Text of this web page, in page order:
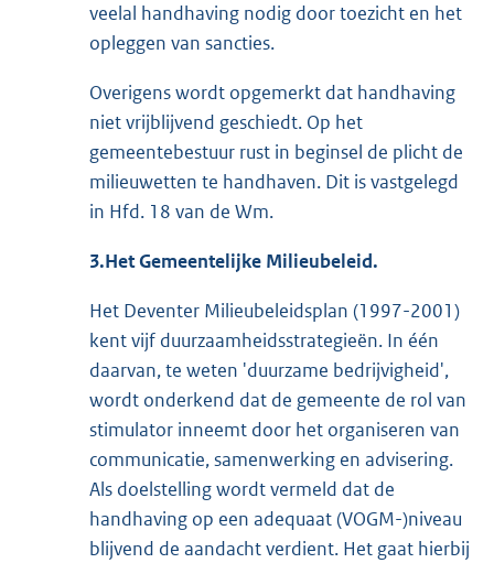
veelal handhaving nodig door toezicht en het
opleggen van sancties.
Overigens wordt opgemerkt dat handhaving
niet vrijblijvend geschiedt. Op het
gemeentebestuur rust in beginsel de plicht de
milieuwetten te handhaven. Dit is vastgelegd
in Hfd. 18 van de Wm.
3.Het Gemeentelijke Milieubeleid.
Het Deventer Milieubeleidsplan (1997-2001)
kent vijf duurzaamheidsstrategieën. In één
daarvan, te weten 'duurzame bedrijvigheid',
wordt onderkend dat de gemeente de rol van
stimulator inneemt door het organiseren van
communicatie, samenwerking en advisering.
Als doelstelling wordt vermeld dat de
handhaving op een adequaat (VOGM-)niveau
blijvend de aandacht verdient. Het gaat hierbij